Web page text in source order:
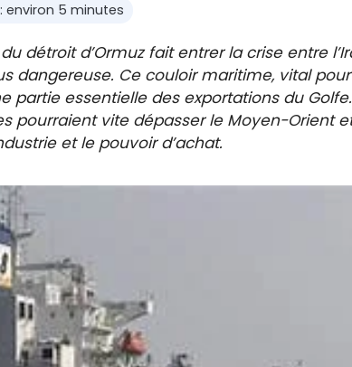
environ 5 minutes
détroit d’Ormuz fait entrer la crise entre
dangereuse. Ce couloir maritime, vital
partie essentielle des exportations du
pourraient vite dépasser le Moyen-Orient
et le pouvoir d’achat.